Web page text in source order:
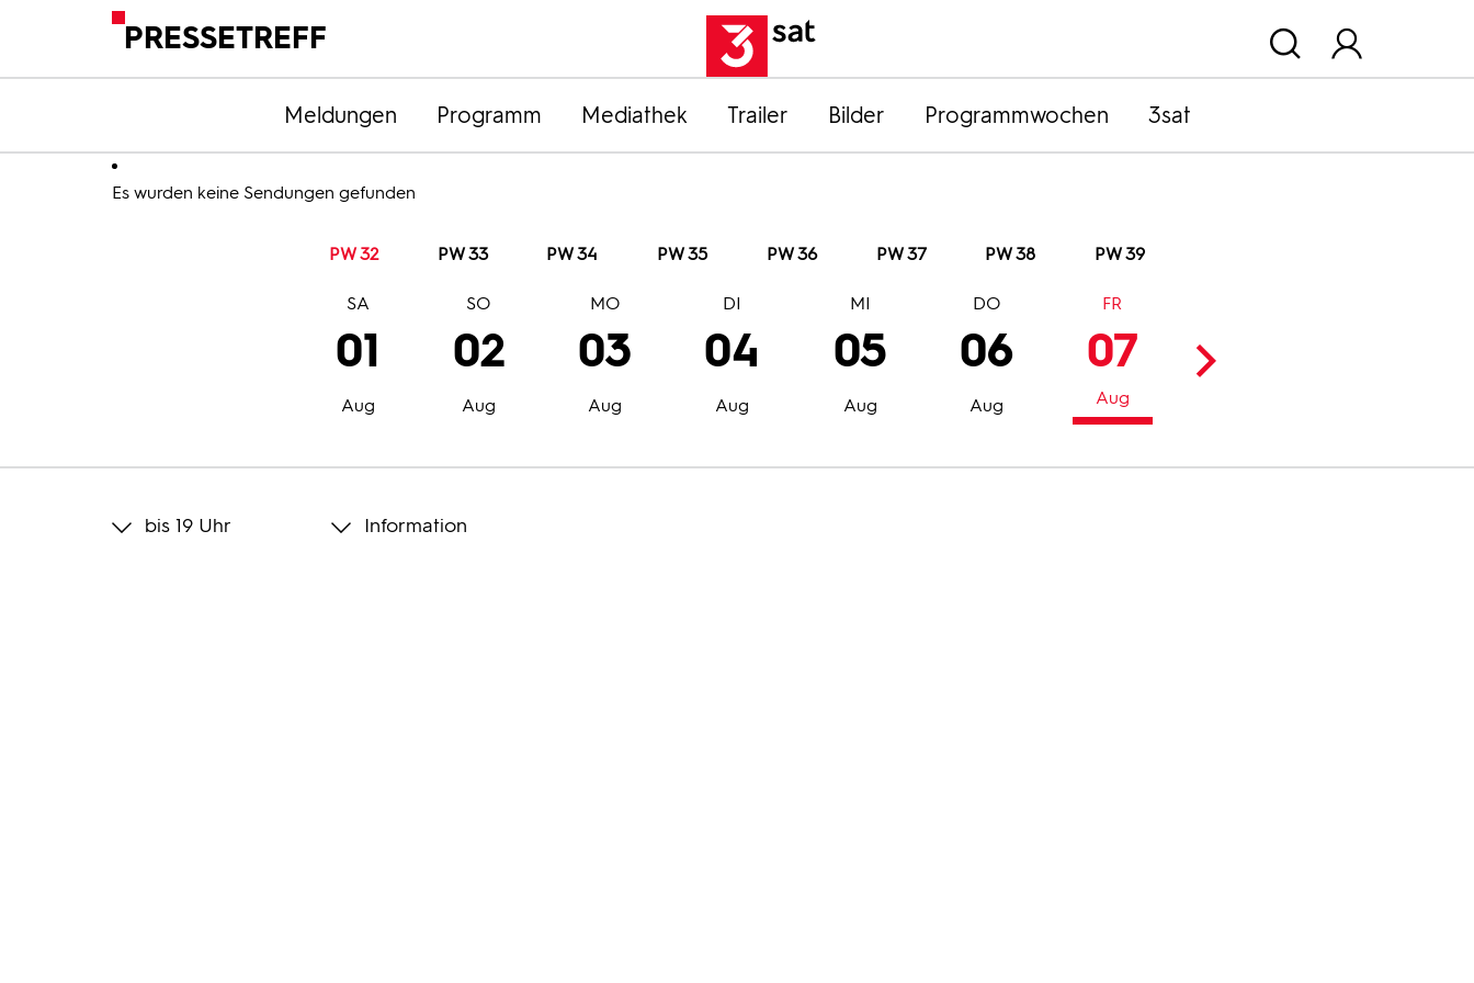
PRESSETREFF
Meldungen Programm Mediathek Trailer Bilder Programmwochen 3sat
Es wurden keine Sendungen gefunden
PW 32 PW 33 PW 34 PW 35 PW 36 PW 37 PW 38 PW 39
01
Aug
SA
02
Aug
SO
03
Aug
MO
04
Aug
DI
05
Aug
MI
06
Aug
DO
07
Aug
FR
08
bis 19 Uhr Information